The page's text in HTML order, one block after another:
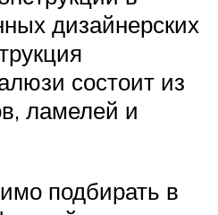
дизайнерских
состоит из
ламелей и
подбирать в